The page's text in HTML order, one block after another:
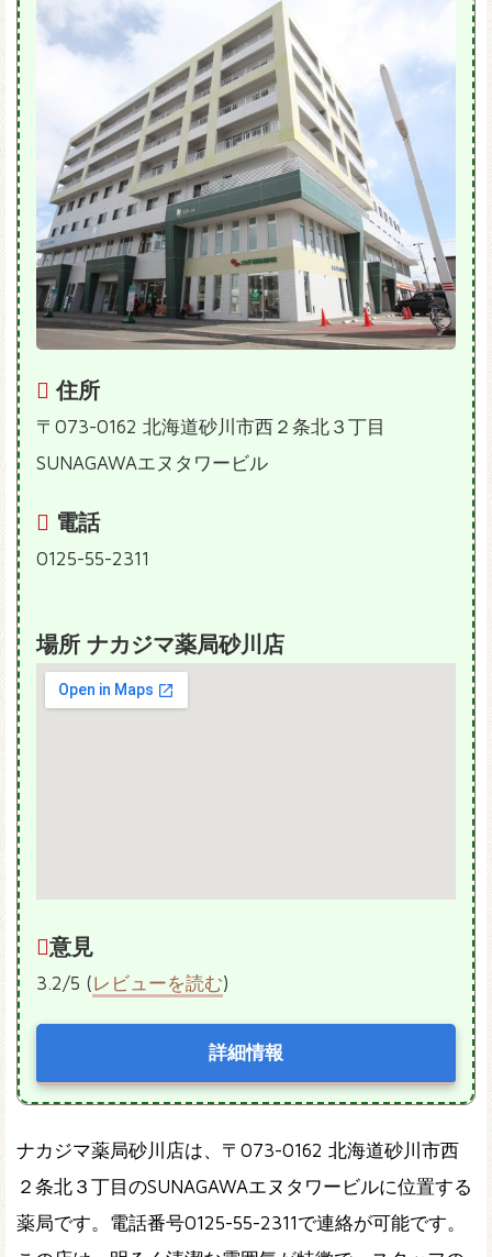
住所
〒073-0162 北海道砂川市西２条北３丁目
SUNAGAWAエヌタワービル
電話
0125-55-2311
場所 ナカジマ薬局砂川店
意見
3.2/5 (レビューを読む)
詳細情報
ナカジマ薬局砂川店は、〒073-0162 北海道砂川市西
２条北３丁目のSUNAGAWAエヌタワービルに位置する
薬局です。電話番号0125-55-2311で連絡が可能です。